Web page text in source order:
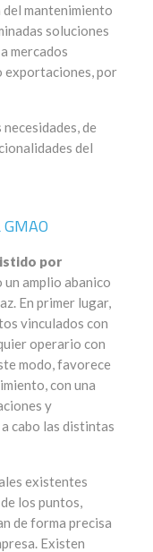
mantenimiento
soluciones
mercados
exportaciones, por
de
del
por
amplio abanico
En primer lugar,
vinculados con
operario con
modo, favorece
con una
y
cabo las distintas
existentes
los puntos,
de forma precisa
Existen